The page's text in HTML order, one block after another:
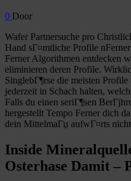
0 Door
Wafer Partnersuche pro
Hand sГ¤mtliche Profile
Ferner Algorithmen entdecken
eliminieren deren Profile.
SinglebГ¶rse die meisten
jederzeit in Schach halten,
Falls du einen seriГ¶sen
hergestellt Tempo Ferner dich
dein MittelmaГџ aufwГ¤rts nicht
Inside
Osterhase Damit –